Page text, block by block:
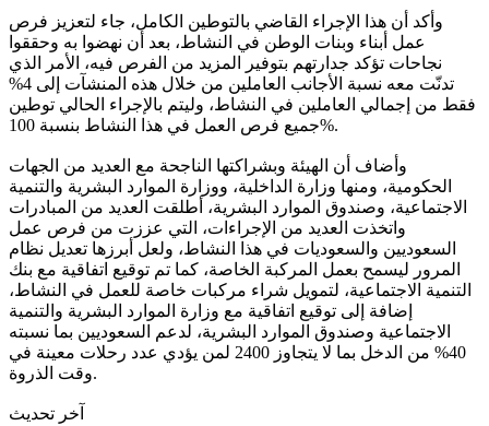
وأكد أن هذا الإجراء القاضي بالتوطين الكامل، جاء لتعزيز فرص
عمل أبناء وبنات الوطن في النشاط، بعد أن نهضوا به وحققوا
نجاحات تؤكد جدارتهم بتوفير المزيد من الفرص فيه، الأمر الذي
تدنّت معه نسبة الأجانب العاملين من خلال هذه المنشآت إلى 4%
فقط من إجمالي العاملين في النشاط، وليتم بالإجراء الحالي توطين
جميع فرص العمل في هذا النشاط بنسبة 100%.
وأضاف أن الهيئة وبشراكتها الناجحة مع العديد من الجهات
الحكومية، ومنها وزارة الداخلية، ووزارة الموارد البشرية والتنمية
الاجتماعية، وصندوق الموارد البشرية، أطلقت العديد من المبادرات
واتخذت العديد من الإجراءات، التي عززت من فرص عمل
السعوديين والسعوديات في هذا النشاط، ولعل أبرزها تعديل نظام
المرور ليسمح بعمل المركبة الخاصة، كما تم توقيع اتفاقية مع بنك
التنمية الاجتماعية، لتمويل شراء مركبات خاصة للعمل في النشاط،
إضافة إلى توقيع اتفاقية مع وزارة الموارد البشرية والتنمية
الاجتماعية وصندوق الموارد البشرية، لدعم السعوديين بما نسبته
40% من الدخل بما لا يتجاوز 2400 لمن يؤدي عدد رحلات معينة في
وقت الذروة.
آخر تحديث